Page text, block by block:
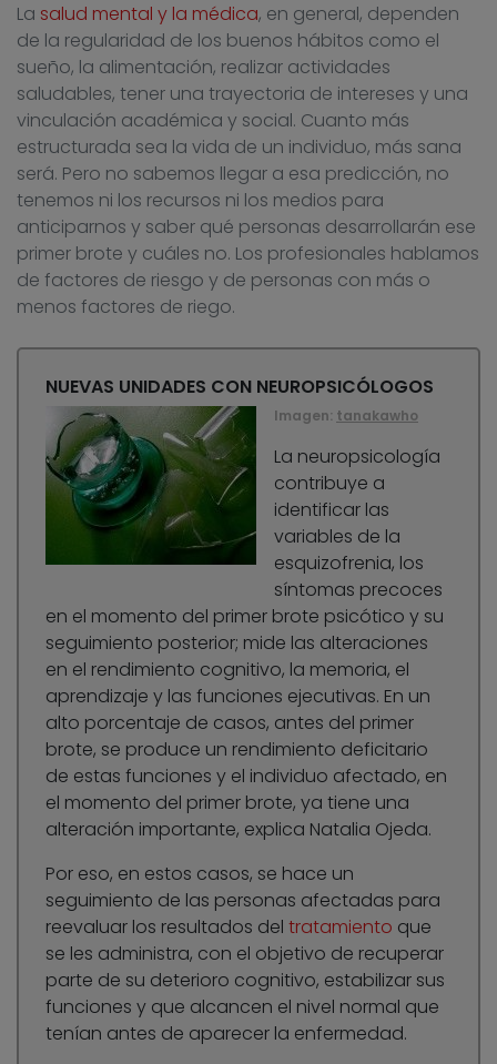
La salud mental y la médica, en general, dependen
de la regularidad de los buenos hábitos como el
sueño, la alimentación, realizar actividades
saludables, tener una trayectoria de intereses y una
vinculación académica y social. Cuanto más
estructurada sea la vida de un individuo, más sana
será. Pero no sabemos llegar a esa predicción, no
tenemos ni los recursos ni los medios para
anticiparnos y saber qué personas desarrollarán ese
primer brote y cuáles no. Los profesionales hablamos
de factores de riesgo y de personas con más o
menos factores de riego.
NUEVAS UNIDADES CON NEUROPSICÓLOGOS
Imagen: tanakawho
La neuropsicología
contribuye a
identificar las
variables de la
esquizofrenia, los
síntomas precoces
en el momento del primer brote psicótico y su
seguimiento posterior; mide las alteraciones
en el rendimiento cognitivo, la memoria, el
aprendizaje y las funciones ejecutivas. En un
alto porcentaje de casos, antes del primer
brote, se produce un rendimiento deficitario
de estas funciones y el individuo afectado, en
el momento del primer brote, ya tiene una
alteración importante, explica Natalia Ojeda.
Por eso, en estos casos, se hace un
seguimiento de las personas afectadas para
reevaluar los resultados del tratamiento que
se les administra, con el objetivo de recuperar
parte de su deterioro cognitivo, estabilizar sus
funciones y que alcancen el nivel normal que
tenían antes de aparecer la enfermedad.